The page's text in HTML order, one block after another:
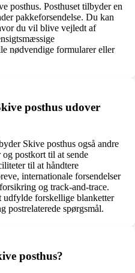
posthus. Posthuset tilbyder en
pakkeforsendelse. Du kan
du vil blive vejledt af
nødvendige formularer eller
posthus udover
Skive posthus også andre
postkort til at sende
til at håndtere
internationale forsendelser
og track-and-trace.
forskellige blanketter
postrelaterede spørgsmål.
posthus?